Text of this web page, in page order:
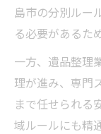
島市の分別ルー
る必要があるた
一方、遺品整理
理が進み、専門
まで任せられる
域ルールにも精